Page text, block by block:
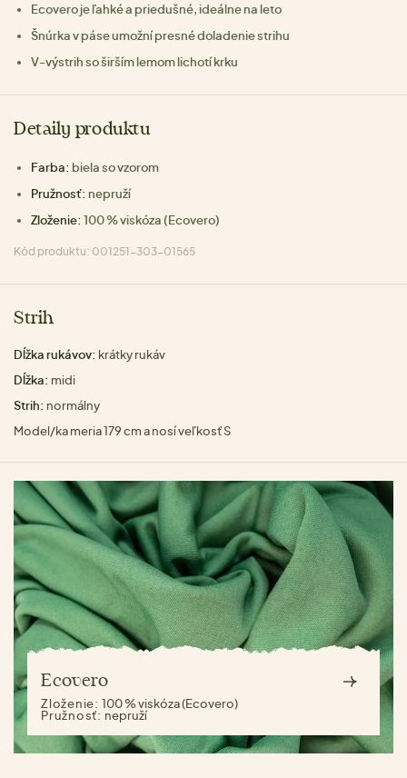
Ecovero je ľahké a priedušné, ideálne na leto
Šnúrka v páse umožní presné doladenie strihu
V-výstrih so širším lemom lichotí krku
Detaily produktu
Farba: biela so vzorom
Pružnosť: nepruží
Zloženie: 100 % viskóza (Ecovero)
Kód produktu: 001251-303-01565
Strih
Dĺžka rukávov: krátky rukáv
Dĺžka: midi
Strih: normálny
Model/ka meria 179 cm a nosí veľkosť S
Ecovero
Zloženie: 100 % viskóza (Ecovero)
Pružnosť: nepruží